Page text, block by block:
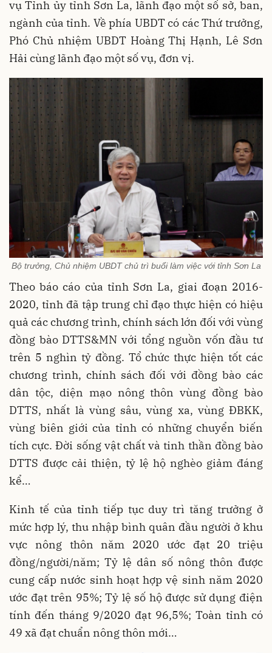
vụ Tỉnh ủy tỉnh Sơn La, lãnh đạo một số sở, ban,
ngành của tỉnh. Về phía UBDT có các Thứ trưởng,
Phó Chủ nhiệm UBDT Hoàng Thị Hạnh, Lê Sơn
Hải cùng lãnh đạo một số vụ, đơn vị.
Bộ trưởng, Chủ nhiệm UBDT chủ trì buổi làm việc với tỉnh Sơn La
Theo báo cáo của tỉnh Sơn La, giai đoạn 2016-
2020, tỉnh đã tập trung chỉ đạo thực hiện có hiệu
quả các chương trình, chính sách lớn đối với vùng
đồng bào DTTS&MN với tổng nguồn vốn đầu tư
trên 5 nghìn tỷ đồng. Tổ chức thực hiện tốt các
chương trình, chính sách đối với đồng bào các
dân tộc, diện mạo nông thôn vùng đồng bào
DTTS, nhất là vùng sâu, vùng xa, vùng ĐBKK,
vùng biên giới của tỉnh có những chuyển biến
tích cực. Đời sống vật chất và tinh thần đồng bào
DTTS được cải thiện, tỷ lệ hộ nghèo giảm đáng
kể…
Kinh tế của tỉnh tiếp tục duy trì tăng trưởng ở
mức hợp lý, thu nhập bình quân đầu người ở khu
vực nông thôn năm 2020 ước đạt 20 triệu
đồng/người/năm; Tỷ lệ dân số nông thôn được
cung cấp nước sinh hoạt hợp vệ sinh năm 2020
ước đạt trên 95%; Tỷ lệ số hộ được sử dụng điện
tính đến tháng 9/2020 đạt 96,5%; Toàn tỉnh có
49 xã đạt chuẩn nông thôn mới…